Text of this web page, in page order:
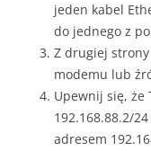
jeden kabel
do jednego z
Z drugiej strony
modemu lub
Upewnij się, że
192.168.88.2/
adresem